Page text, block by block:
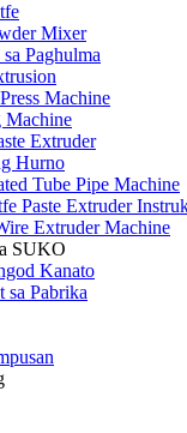
Mixer
Paghulma
Machine
Machine
Extruder
Hurno
Tube Pipe Machine
Paste Extruder
Extruder Machine
SUKO
Kanato
sa Pabrika